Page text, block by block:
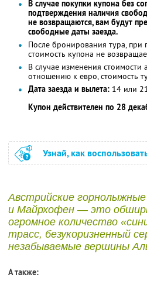
В случае покупки купона без
подтверждения наличия
не возвращаются, вам будут
свободные даты заезда.
После бронирования тура, при
стоимость купона не
В случае изменения стоимости
отношению к евро, стоимость
Дата заезда и вылета: 14 или
Купон действителен по 28
Узнай, как
Австрийские
и Майрхофен — это
огромное количество
трасс, безукоризненный
незабываемые вершины
А также: